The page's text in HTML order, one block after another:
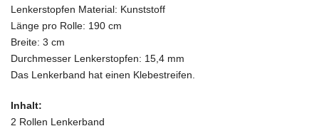
Lenkerstopfen Material: Kunststoff
Länge pro Rolle: 190 cm
Breite: 3 cm
Durchmesser Lenkerstopfen: 15,4 mm
Das Lenkerband hat einen Klebestreifen.
Inhalt:
2 Rollen Lenkerband